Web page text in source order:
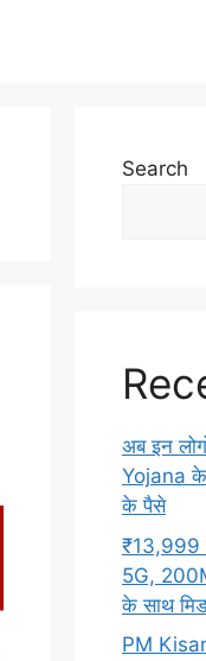
Search
अब इन
Yojana के
के पैसे
₹13,999
5G,
के साथ
PM